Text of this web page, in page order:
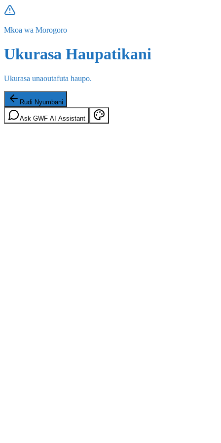
Mkoa wa Morogoro
Ukurasa Haupatikani
Ukurasa unaoutafuta haupo.
Rudi Nyumbani
Ask GWF AI Assistant